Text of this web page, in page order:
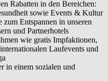
Rabatten in den Bereichen:
sowie Events & Kultur
zum Entspannen in unseren
und Partnerhotels
wie gratis Impfaktionen,
Laufevents und
in einem sozialen und